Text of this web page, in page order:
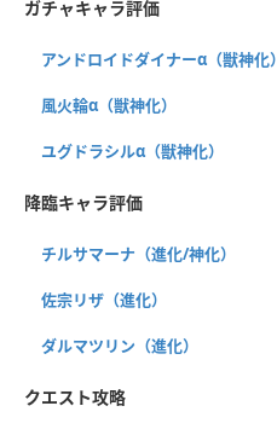
ガチャキャラ評価
アンドロイドダイナーα（獣神化）
風火輪α（獣神化）
ユグドラシルα（獣神化）
降臨キャラ評価
チルサマーナ（進化/神化）
佐宗リザ（進化）
ダルマツリン（進化）
クエスト攻略